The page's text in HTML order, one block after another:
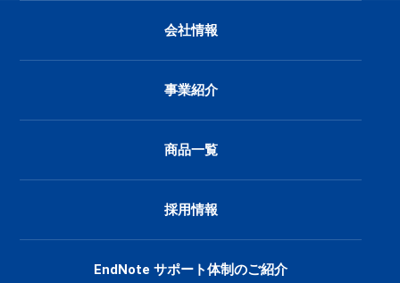
会社情報
事業紹介
商品一覧
採用情報
EndNote サポート体制のご紹介